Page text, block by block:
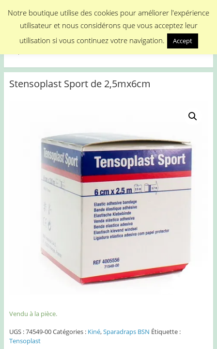
Menu
Medical Promotion
Stensoplast Sport de 2,5mx6cm
Vendu à la pièce.
UGS :74549-00Catégories : Kiné,Sparadraps BSN Étiquette :
Tensoplast
Notre boutique utilise des cookies pour améliorer l'expérience
utilisateur et nous considérons que vous acceptez leur
utilisation si vous continuez votre navigation.
Accept